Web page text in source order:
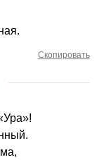
Скопировать